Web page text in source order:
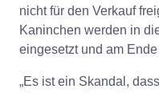
nicht für den Verkauf
Kaninchen werden in
eingesetzt und am Ende
„Es ist ein Skandal,